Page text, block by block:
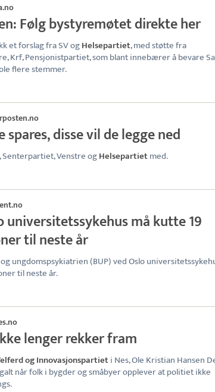
Følg bystyremøtet direkte her
et forslag fra SV ogHelsepartiet, med støtte fra
Krf, Pensjonistpartiet, som blant innebærer å bevare
flere stemmer.
spares, disse vil de legge ned
Senterpartiet, Venstre ogHelsepartietmed.
universitetssykehus må kutte 19
til neste år
ungdomspsykiatrien (BUP) ved Oslo
til neste år.
lenger rekker fram
og Innovasjonspartieti Nes, Ole Kristian Hansen
når folk i bygder og småbyer opplever at politiet ikke